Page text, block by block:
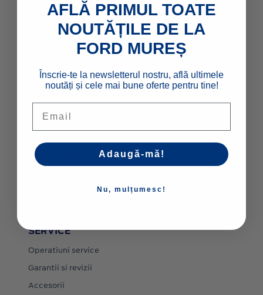
LINK-URI RAPIDE
Configurator
Contact
Livrare la domiciliu
FINANTARE
Persoane fizice
SERVICE
Operatiuni service
Garantii si revizii
Accesorii
AFLĂ PRIMUL TOATE
NOUTĂȚILE DE LA
FORD MUREȘ
Înscrie-te la newsletterul nostru, află ultimele
noutăți și cele mai bune oferte pentru tine!
Adaugă-mă!
Nu, mulțumesc!